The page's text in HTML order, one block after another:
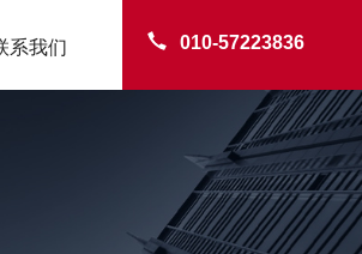
010-57223836
系我们